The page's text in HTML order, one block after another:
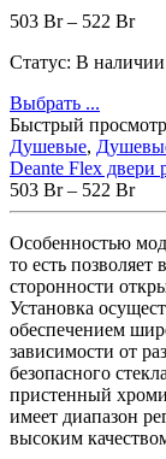
503 Br– 522 Br
Статус: В наличии
Выбрать ...
Быстрый просмотр
Душевые,
Deante Flex двери
503 Br– 522 Br
Особенностью
то есть
сторонности
Установка
обеспечением
зависимости от
безопасного
пристенный
имеет диапазон
высоким